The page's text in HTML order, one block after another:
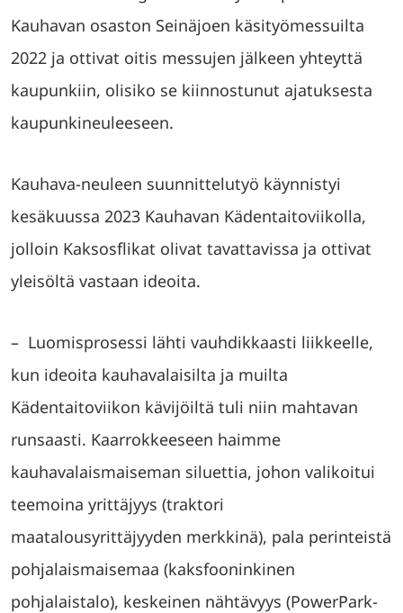
Kauhavan osaston Seinäjoen käsityömessuilta
2022 ja ottivat oitis messujen jälkeen yhteyttä
kaupunkiin, olisiko se kiinnostunut ajatuksesta
kaupunkineuleeseen.
Kauhava-neuleen suunnittelutyö käynnistyi
kesäkuussa 2023 Kauhavan Kädentaitoviikolla,
jolloin Kaksosflikat olivat tavattavissa ja ottivat
yleisöltä vastaan ideoita.
– Luomisprosessi lähti vauhdikkaasti liikkeelle,
kun ideoita kauhavalaisilta ja muilta
Kädentaitoviikon kävijöiltä tuli niin mahtavan
runsaasti. Kaarrokkeeseen haimme
kauhavalaismaiseman siluettia, johon valikoitui
teemoina yrittäjyys (traktori
maatalousyrittäjyyden merkkinä), pala perinteistä
pohjalaismaisemaa (kaksfooninkinen
pohjalaistalo), keskeinen nähtävyys (PowerPark-